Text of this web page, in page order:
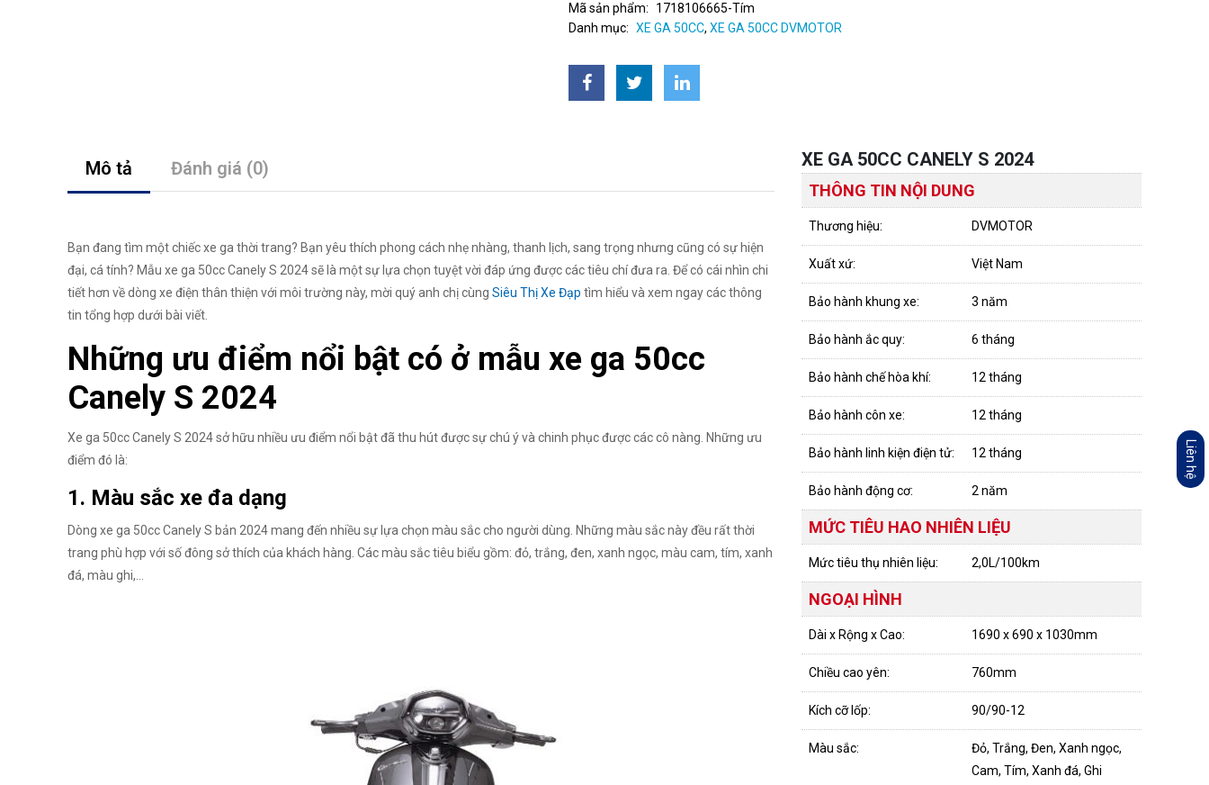
Mã sản phẩm:
1718106665-Tím
Danh mục: XE GA 50CC,XE GA 50CC DVMOTOR
Mô tả Đánh giá (0)
Bạn đang tìm một chiếc xe ga thời trang? Bạn yêu thích phong cách nhẹ nhàng, thanh lịch, sang trọng nhưng cũng có sự hiện
đại, cá tính? Mẫu xe ga 50cc Canely S 2024 sẽ là một sự lựa chọn tuyệt vời đáp ứng được các tiêu chí đưa ra. Để có cái nhìn chi
tiết hơn về dòng xe điện thân thiện với môi trường này, mời quý anh chị cùng Siêu Thị Xe Đạp tìm hiểu và xem ngay các thông
tin tổng hợp dưới bài viết.
Những ưu điểm nổi bật có ở mẫu xe ga 50cc
Canely S 2024
Xe ga 50cc Canely S 2024 sở hữu nhiều ưu điểm nổi bật đã thu hút được sự chú ý và chinh phục được các cô nàng. Những ưu
điểm đó là:
1. Màu sắc xe đa dạng
Dòng xe ga 50cc Canely S bản 2024 mang đến nhiều sự lựa chọn màu sắc cho người dùng. Những màu sắc này đều rất thời
trang phù hợp với số đông sở thích của khách hàng. Các màu sắc tiêu biểu gồm: đỏ, trắng, đen, xanh ngọc, màu cam, tím, xanh
đá, màu ghi,...
XE GA 50CC CANELY S 2024
THÔNG TIN NỘI DUNG
Thương hiệu: DVMOTOR
Xuất xứ: Việt Nam
Bảo hành khung xe: 3 năm
Bảo hành ắc quy: 6 tháng
Bảo hành chế hòa khí: 12 tháng
Bảo hành côn xe: 12 tháng
Bảo hành linh kiện điện tử: 12 tháng
Bảo hành động cơ: 2 năm
MỨC TIÊU HAO NHIÊN LIỆU
Mức tiêu thụ nhiên liệu: 2,0L/100km
NGOẠI HÌNH
Dài x Rộng x Cao: 1690 x 690 x 1030mm
Chiều cao yên: 760mm
Kích cỡ lốp: 90/90-12
Màu sắc:
Đỏ, Trắng, Đen, Xanh ngọc,
Cam, Tím, Xanh đá, Ghi
Liên hệ